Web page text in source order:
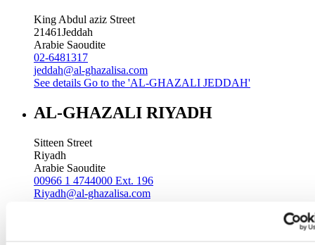
King Abdul aziz Street
21461Jeddah
Arabie Saoudite
02-6481317
jeddah@al-ghazalisa.com
See details Go to the 'AL-GHAZALI JEDDAH'
AL-GHAZALI RIYADH
Sitteen Street
Riyadh
Arabie Saoudite
00966 1 4744000 Ext. 196
Riyadh@al-ghazalisa.com